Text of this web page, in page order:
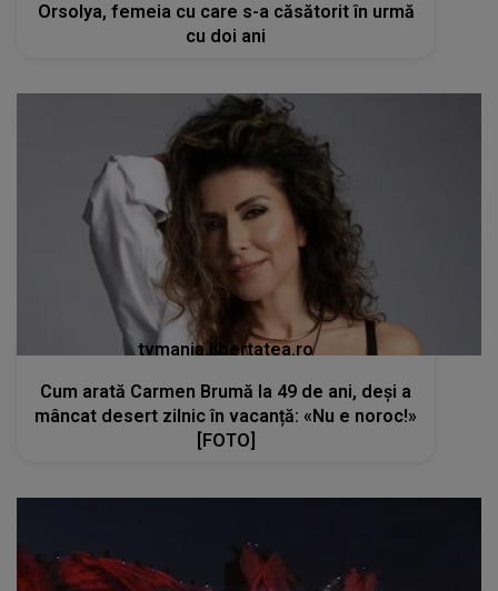
Orsolya, femeia cu care s-a căsătorit în urmă
cu doi ani
tvmania.libertatea.ro
Cum arată Carmen Brumă la 49 de ani, deși a
mâncat desert zilnic în vacanță: «Nu e noroc!»
[FOTO]